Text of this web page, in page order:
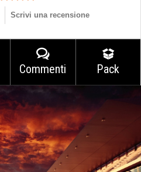
Scrivi una recensione
Commenti Pack